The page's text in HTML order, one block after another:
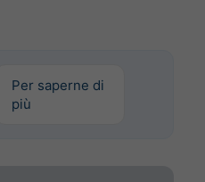
Per saperne di
più